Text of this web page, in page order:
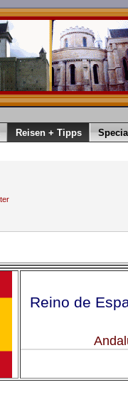
Reisen + Tipps
Reino de